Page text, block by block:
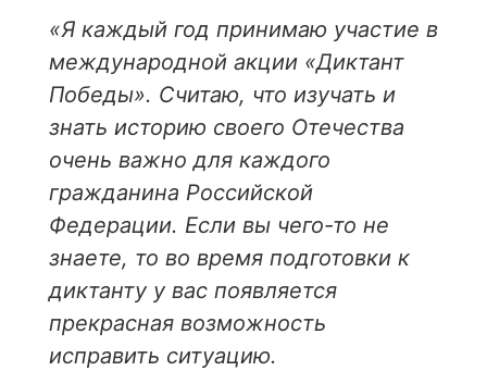
«Я каждый год принимаю участие в
международной акции «Диктант
Победы». Считаю, что изучать и
знать историю своего Отечества
очень важно для каждого
гражданина Российской
Федерации. Если вы чего-то не
знаете, то во время подготовки к
диктанту у вас появляется
прекрасная возможность
исправить ситуацию.